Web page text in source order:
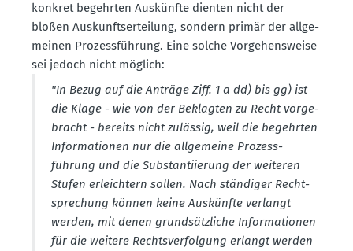
konkret begehrten Auskünfte dienten nicht der
bloßen Auskunfts­er­teilung, sondern primär der allge­
meinen Prozess­führung. Eine solche Vorge­hens­weise
sei jedoch nicht möglich:
"In Bezug auf die Anträge Ziff. 1 a dd) bis gg) ist
die Klage - wie von der Beklagten zu Recht vorge­
bracht - bereits nicht zulässig, weil die begehrten
Infor­ma­tionen nur die allge­meine Prozess­
führung und die Substan­ti­ierung der weiteren
Stufen erleichtern sollen. Nach ständiger Recht­
spre­chung können keine Auskünfte verlangt
werden, mit denen grund­sätz­liche Infor­ma­tionen
für die weitere Rechts­ver­folgung erlangt werden